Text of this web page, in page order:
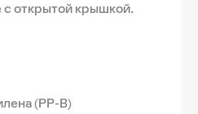
открытой крышкой.
(PP-B)